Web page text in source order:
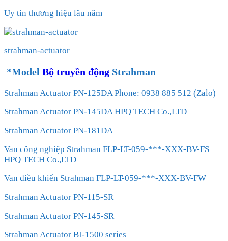
Uy tín thương hiệu lâu năm
strahman-actuator
*Model Bộ truyền động Strahman
Strahman Actuator PN-125DA Phone: 0938 885 512 (Zalo)
Strahman Actuator PN-145DA HPQ TECH Co.,LTD
Strahman Actuator PN-181DA
Van công nghiệp Strahman FLP-LT-059-***-XXX-BV-FS
HPQ TECH Co.,LTD
Van điều khiển Strahman FLP-LT-059-***-XXX-BV-FW
Strahman Actuator PN-115-SR
Strahman Actuator PN-145-SR
Strahman Actuator BI-1500 series